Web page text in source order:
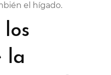
el hígado.
los
la